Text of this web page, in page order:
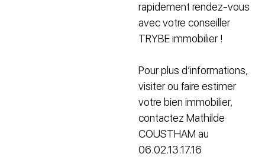
rapidement rendez-vous
avec votre conseiller
TRYBE immobilier !
Pour plus d’informations,
visiter ou faire estimer
votre bien immobilier,
contactez Mathilde
COUSTHAM au
06.02.13.17.16